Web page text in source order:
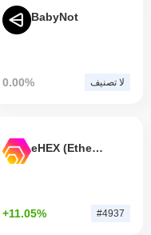
BabyNot
0.00% لا تصنيف
eHEX (Ethereum)
+11.05% #4937